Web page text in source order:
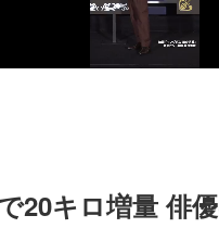
20キロ増量 俳